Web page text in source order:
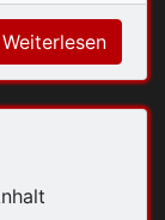
Weiterlesen